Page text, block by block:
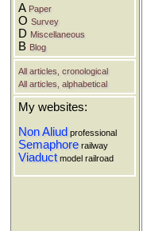
A Paper
OSurvey
D Miscellaneous
B Blog
All articles, cronological
All articles, alphabetical
My websites:
Non Aliud professional
Semaphore railway
Viaduct model railroad